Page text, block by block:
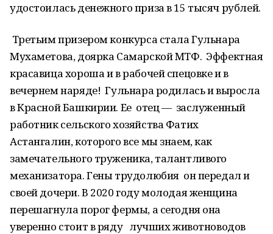
удостоилась денежного приза в 15 тысяч рублей.
Третьим призером конкурса стала Гульнара
Мухаметова, доярка Самарской МТФ. Эффектная
красавица хороша и в рабочей спецовке и в
вечернем наряде! Гульнара родилась и выросла
в Красной Башкирии. Ее отец — заслуженный
работник сельского хозяйства Фатих
Астангалин, которого все мы знаем, как
замечательного труженика, талантливого
механизатора. Гены трудолюбия он передал и
своей дочери. В 2020 году молодая женщина
перешагнула порог фермы, а сегодня она
уверенно стоит в ряду лучших животноводов